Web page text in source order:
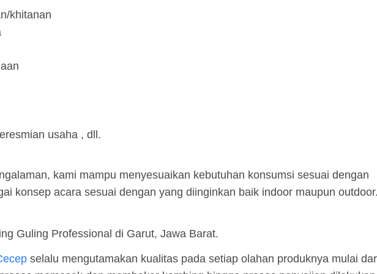
khitanan
usaha , dll.
kami mampu menyesuaikan kebutuhan konsumsi sesuai dengan
konsep acara sesuai dengan yang diinginkan baik indoor maupun
Guling Professional di Garut, Jawa Barat.
selalu mengutamakan kualitas pada setiap olahan produknya mulai